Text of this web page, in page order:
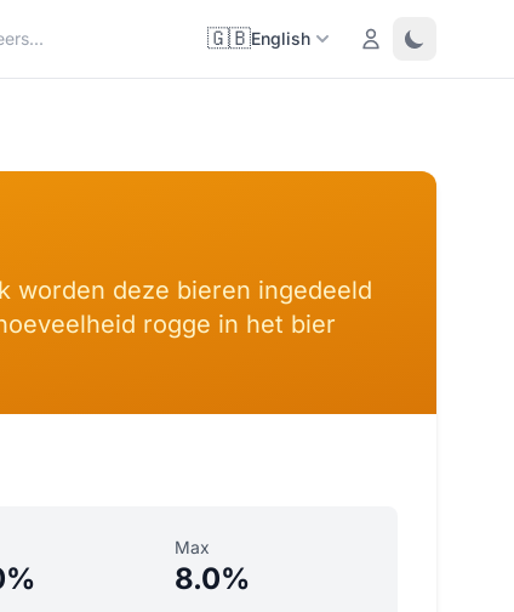
🇬🇧English Login Toggle
worden deze bieren ingedeeld
rogge in het bier
Max
8.0%